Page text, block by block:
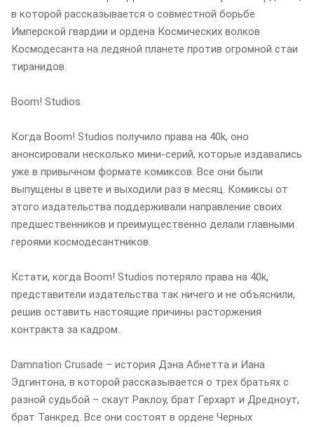
в которой рассказывается о совместной борьбе
Имперской гвардии и ордена Космических волков
Космодесанта на ледяной планете против огромной стаи
тиранидов.
Boom! Studios
Когда Boom! Studios получило права на 40k, оно
анонсировали несколько мини-серий, которые издавались
уже в привычном формате комиксов. Все они были
выпущены в цвете и выходили раз в месяц. Комиксы от
этого издательства поддерживали направление своих
предшественников и преимущественно делали главными
героями космодесантников.
Кстати, когда Boom! Studios потеряло права на 40k,
представители издательства так ничего и не объяснили,
решив оставить настоящие причины расторжения
контракта за кадром.
Damnation Crusade – история Дэна Абнетта и Иана
Эдгинтона, в которой рассказывается о трех братьях с
разной судьбой – скаут Раклоу, брат Герхарт и Дредноут,
брат Танкред. Все они состоят в ордене Черных